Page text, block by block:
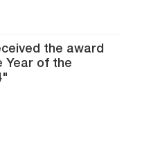
the award
Year of the